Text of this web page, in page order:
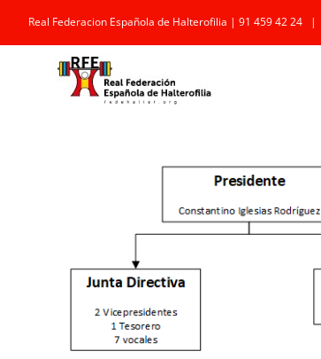
Saltar
al
contenido
Real Federacion Española de Halterofilia | 91 459 42 24 |